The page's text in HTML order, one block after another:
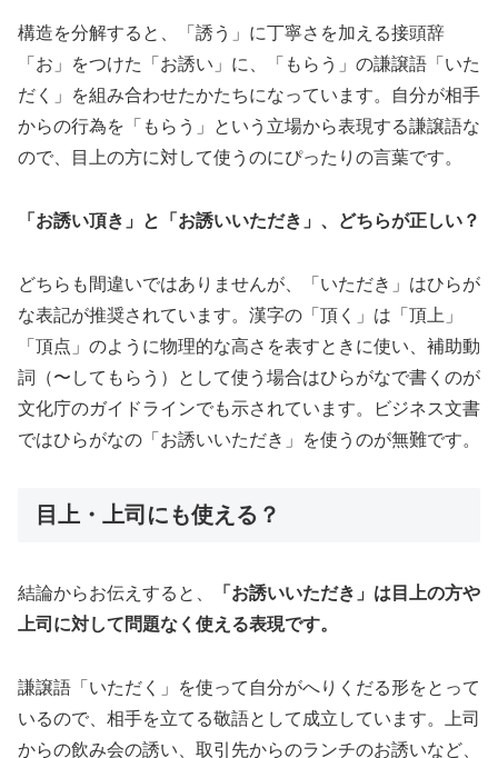
構造を分解すると、「誘う」に丁寧さを加える接頭辞
「お」をつけた「お誘い」に、「もらう」の謙譲語「いた
だく」を組み合わせたかたちになっています。自分が相手
からの行為を「もらう」という立場から表現する謙譲語な
ので、目上の方に対して使うのにぴったりの言葉です。
「お誘い頂き」と「お誘いいただき」、どちらが正しい？
どちらも間違いではありませんが、「いただき」はひらが
な表記が推奨されています。漢字の「頂く」は「頂上」
「頂点」のように物理的な高さを表すときに使い、補助動
詞（〜してもらう）として使う場合はひらがなで書くのが
文化庁のガイドラインでも示されています。ビジネス文書
ではひらがなの「お誘いいただき」を使うのが無難です。
目上・上司にも使える？
結論からお伝えすると、
「お誘いいただき」は目上の方や
上司に対して問題なく使える表現です。
謙譲語「いただく」を使って自分がへりくだる形をとって
いるので、相手を立てる敬語として成立しています。上司
からの飲み会の誘い、取引先からのランチのお誘いなど、